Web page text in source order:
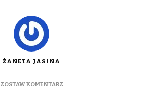
ŻANETA JASINA
ZOSTAW KOMENTARZDO